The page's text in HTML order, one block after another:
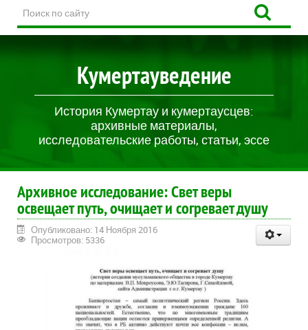
по
сайту
Кумертауведение
История Кумертау и кумертаусцев:
архивные материалы,
исследовательские работы, статьи, эссе
Архивное исследование: Свет веры
освещает путь, очищает и согревает душу
Опубликовано: 14 Ноября 2016
Просмотров: 5336